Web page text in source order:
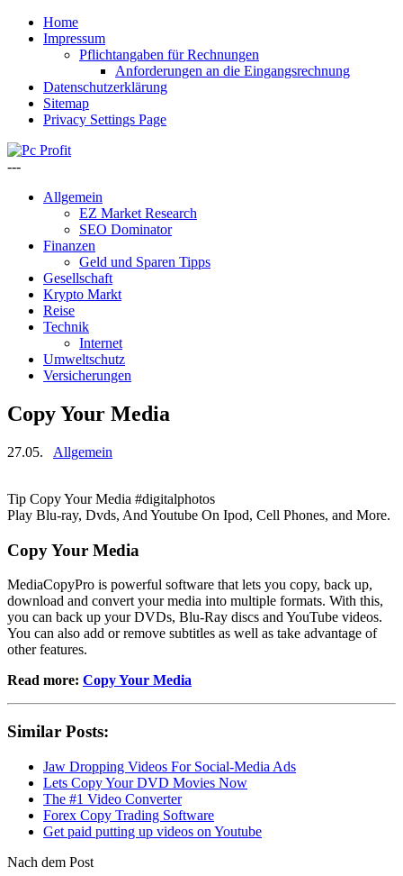
Home
Impressum
Pflichtangaben für Rechnungen
Anforderungen an die Eingangsrechnung
Datenschutzerklärung
Sitemap
Privacy Settings Page
---
Allgemein
EZ Market Research
SEO Dominator
Finanzen
Geld und Sparen Tipps
Gesellschaft
Krypto Markt
Reise
Technik
Internet
Umweltschutz
Versicherungen
Copy Your Media
27.05. Allgemein
Tip Copy Your Media #digitalphotos
Play Blu-ray, Dvds, And Youtube On Ipod, Cell Phones, and More.
Copy Your Media
MediaCopyPro is powerful software that lets you copy, back up,
download and convert your media into multiple formats. With this,
you can back up your DVDs, Blu-Ray discs and YouTube videos.
You can also add or remove subtitles as well as take advantage of
other features.
Read more: Copy Your Media
Similar Posts:
Jaw Dropping Videos For Social-Media Ads
Lets Copy Your DVD Movies Now
The #1 Video Converter
Forex Copy Trading Software
Get paid putting up videos on Youtube
Nach dem Post